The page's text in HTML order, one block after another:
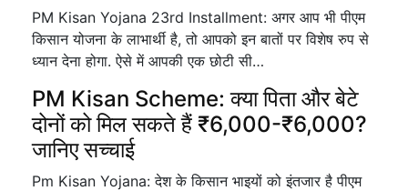
PM Kisan Yojana 23rd Installment: अगर आप भी पीएम
किसान योजना के लाभार्थी है, तो आपको इन बातों पर विशेष रुप से
ध्यान देना होगा. ऐसे में आपकी एक छोटी सी…
PM Kisan Scheme: क्या पिता और बेटे
दोनों को मिल सकते हैं ₹6,000-₹6,000?
जानिए सच्चाई
Pm Kisan Yojana: देश के किसान भाइयों को इंतजार है पीएम